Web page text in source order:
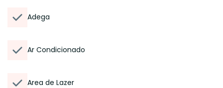
Adega
Ar Condicionado
Area de Lazer